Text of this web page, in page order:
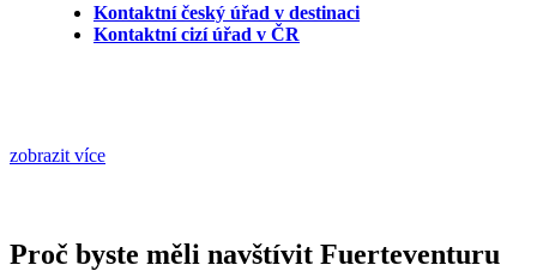
Kontaktní český úřad v destinaci
Kontaktní cizí úřad v ČR
zobrazit více
Proč byste měli navštívit Fuerteventuru